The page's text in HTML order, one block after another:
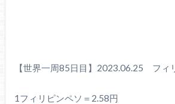
【世界一周85日目】2023.06.25 フ
1フィリピンペソ＝2.58円